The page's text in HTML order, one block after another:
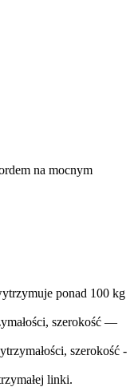
na mocnym
ponad 100 kg
szerokość ―
szerokość -
linki.